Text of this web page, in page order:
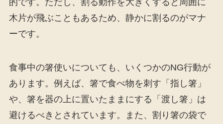
的です。ただし、割る動作を大きくすると周囲に
木片が飛ぶこともあるため、静かに割るのがマナ
ーです。
食事中の箸使いについても、いくつかのNG行動が
あります。例えば、箸で食べ物を刺す「指し箸」
や、箸を器の上に置いたままにする「渡し箸」は
避けるべきとされています。また、割り箸の袋で